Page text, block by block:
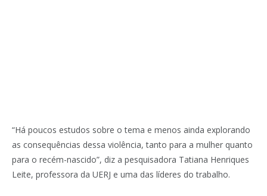
“Há poucos estudos sobre o tema e menos ainda explorando
as consequências dessa violência, tanto para a mulher quanto
para o recém-nascido”, diz a pesquisadora Tatiana Henriques
Leite, professora da UERJ e uma das líderes do trabalho.